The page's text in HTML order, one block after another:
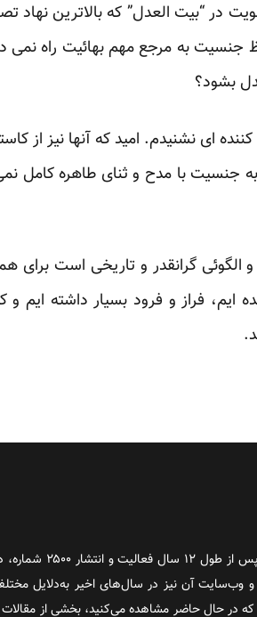
“بیت العدل” که بالاترین نهاد
جنسیت به مرجع مهم بهائیت راه
بشود؟
ای نشنیدم. امید که آنها نیز از
به جنسیت با مدح و ثنای طاهره
الگوئی گرانقدر و تاریخی است برای
ایم، فراز و فرود بسیار داشته ایم
روز آنلاین روزنامه‌ای اینترنتی بود که پس از طول ۱۲ سال فعالیت و
داد و وب‌سایت آن نیز در سال‌های اخیر به‌دلایل
در حال حاضر مشاهده می‌کنید، بخشی از